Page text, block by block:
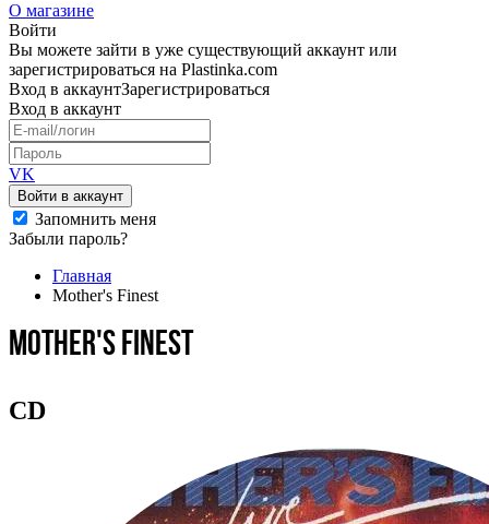
О магазине
Войти
Вы можете зайти в уже существующий аккаунт или
зарегистрироваться на Plastinka.com
Вход в аккаунтЗарегистрироваться
Вход в аккаунт
VK
Войти в аккаунт
Запомнить меня
Забыли пароль?
Главная
Mother's Finest
Mother's Finest
CD